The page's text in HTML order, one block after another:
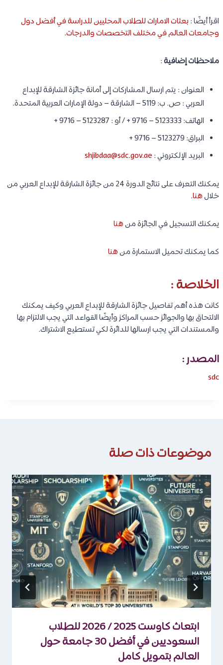
اقرأ أيضًا : بعثات الامارات للطلاب المحليين للدراسة في أفضل دول
وجامعات العالم في مختلف التخصصات والدرجات.
ملاحظات إضافية:
العنوان : يتم ارسال المشاركات إلى أمانة جائزة الشارقة للإبداع
العربي : ص. ب: 5119 – الشارقة – دولة الإمارات العربية المتحدة.
الهاتف: 5123333 – 9716 + / أو : 5123287 – 9716 +
البراق: 5123279 – 9716 +
البريد الإلكتروني : shjibdaa@sdc.gov.ae
يمكنك التعرف على نتائج الدورة 24 من جائزة الشارقة للإبداع العربي من
خلالهنا.
يمكنك التسجيل في الجائزة منهنا
كما يمكنك تحميل الاستمارة منهنا
الخلاصة :
كانت هذه أهم تفاصيل جائزة الشارقة للإبداع العربي وكيف يمكنك
الالتحاق بها والجوائز حسب المراكز وأيضًا القواعد التي يجب الالتزام بها
والمستندات التي يجب ارسالها للدائرة لكي تستطيع الاشتراك.
المصدر :
sdc
موضوعات ذات صلة
ابتعاث كاوست 2025 / 2026 للطلاب
السعوديين في أفضل 30 جامعة حول
العالم بتمويل كامل